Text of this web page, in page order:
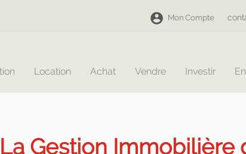
Mon Compte
Location Achat Vendre Investir
La Gestion Immobilière